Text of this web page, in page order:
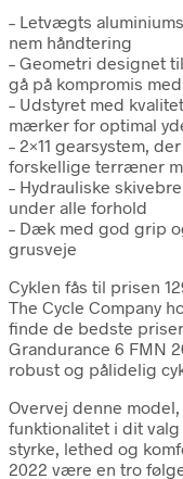
– Letvægts
nem håndtering
– Geometri designet
gå på kompromis
– Udstyret med
mærker for optimal
– 2×11 gearsystem,
forskellige terræner
– Hydrauliske
under alle forhold
– Dæk med god grip
grusveje
Cyklen fås til prisen
The Cycle Company
finde de bedste
Grandurance 6 FMN
robust og pålidelig
Overvej denne
funktionalitet i dit
styrke, lethed og
2022 være en tro